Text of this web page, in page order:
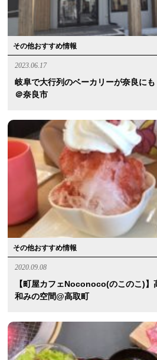
その他おすすめ情報
2023.06.17
岐阜で大行列のベーカリーが奈良にも
＠奈良市
その他おすすめ情報
2020.09.08
【町屋カフェnoconoco(のこのこ)】
和みの空間@高取町